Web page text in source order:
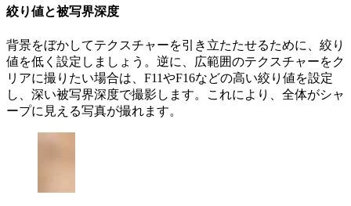
絞り値と被写界深度
背景をぼかしてテクスチャーを引き立たたせるために、絞り
値を低く設定しましょう。逆に、広範囲のテクスチャーをク
リアに撮りたい場合は、F11やF16などの高い絞り値を設定
し、深い被写界深度で撮影します。これにより、全体がシャ
ープに見える写真が撮れます。